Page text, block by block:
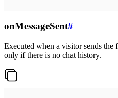
onMessageSent#
Executed when a visitor sends the
only if there is no chat history.